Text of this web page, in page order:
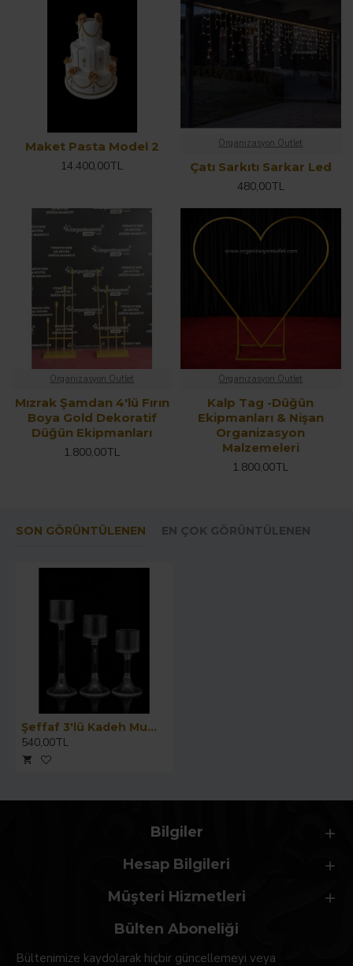
Maket Pasta Model 2
14.400,00TL
Organizasyon Outlet
Çatı Sarkıtı Sarkar Led
480,00TL
Organizasyon Outlet
Mızrak Şamdan 4'lü Fırın
Boya Gold Dekoratif
Düğün Ekipmanları
1.800,00TL
Organizasyon Outlet
Kalp Tag -Düğün
Ekipmanları & Nişan
Organizasyon
Malzemeleri
1.800,00TL
SON GÖRÜNTÜLENEN EN ÇOK GÖRÜNTÜLENEN
Şeffaf 3'lü Kadeh Mumluk
540,00TL
Bilgiler
Hesap Bilgileri
Müşteri Hizmetleri
Bülten Aboneliği
Bültenimize kaydolarak hiçbir güncellemeyi veya